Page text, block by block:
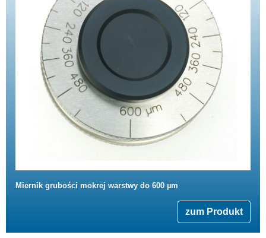
Miernik grubości mokrej warstwy do 600 µm
zum Produkt